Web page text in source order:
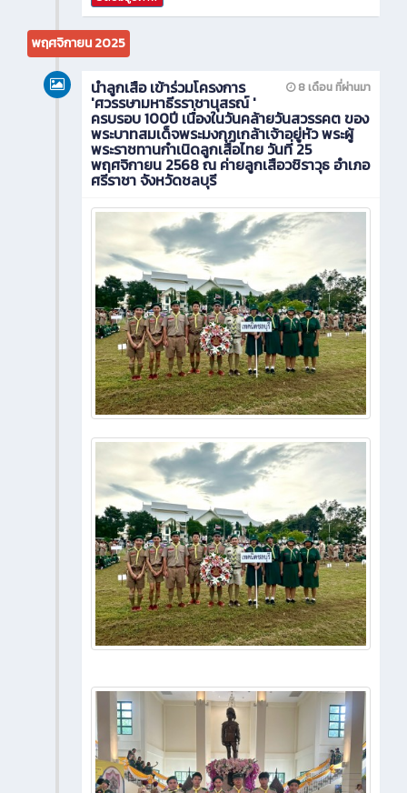
พฤศจิกายน 2025
8 เดือน ที่ผ่านมา
นำลูกเสือ เข้าร่วมโครงการ
'ศวรรษามหาธีรราชานุสรณ์ '
ครบรอบ 100ปี เนื่องในวันคล้ายวันสวรรคต ของ
พระบาทสมเด็จพระมงกุฏเกล้าเจ้าอยู่หัว พระผู้
พระราชทานกำเนิดลูกเสือไทย วันที่ 25
พฤศจิกายน 2568 ณ ค่ายลูกเสือวชิราวุธ อำเภอ
ศรีราชา จังหวัดชลบุรี